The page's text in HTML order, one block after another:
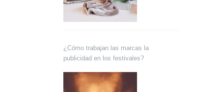
¿Cómo trabajan las marcas la
publicidad en los festivales?